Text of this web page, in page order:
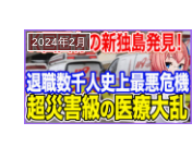
2024年2月